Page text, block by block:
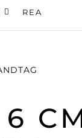
REA